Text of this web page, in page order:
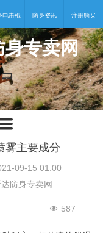
身专卖网
电击棍 防身资讯 注册购买
넡
雾主要成分
넶 587
09-15 01:00
防身专卖网